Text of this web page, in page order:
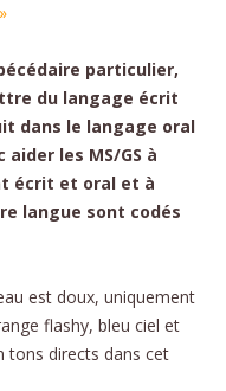
particulier,
du langage écrit
dans le langage oral
les MS/GS à
écrit et oral et à
langue sont codés
est doux, uniquement
flashy, bleu ciel et
tons directs dans cet